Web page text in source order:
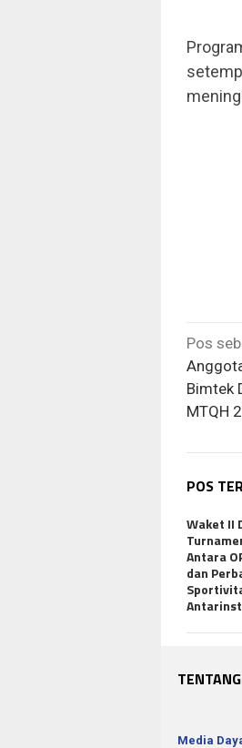
pos
Pos
Bimtek
MTQH
POS
Waket II
Antara
dan
Media